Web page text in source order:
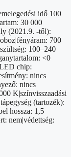
idő 100
30 000
(2021.9. -től):
700
100–240
<0
chip:
nincs
nincs
K|színvisszaadási
(tartozék):
hossza: 1,5
nem|védettség: